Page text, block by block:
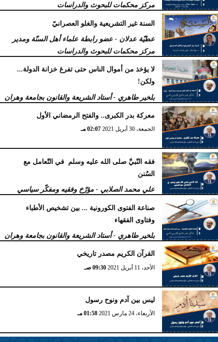
مركز محكمات للبحوث والدراسات
الجمعة، 15 أكتوبر 2021
السنة غير التشريعية والغلو العصرانيّ
عطيّة عدلان - عضو رابطة علماء أهل السنّة ومدير
مركز محكمات للبحوث والدراسات
الأربعاء، 1 سبتمبر 2021
لا يؤخذ من أموال الناس حتى تفرغ خزانة الدولة...
ولكن!
بلخير طاهري - أستاد الشريعة والقانون بجامعة وهران
بالجزائر
الثلاثاء، 3 أغسطس 2021 03:35 مـ
معركة بدر الكبرى.. والفتح الرمضاني الأول
الجمعة، 30 أبريل 2021 02:07 مـ
فقه النّبيِّ صلى الله عليه وسلم في التّعامل مع
السٌنن
علي محمد الصلابي - مؤرّخ وفقيه ومفكّر سياسي
الخميس، 29 أبريل 2021
صناعة الفتوى الكورونیة ... بین تشخیص الأطباء
وفتاوى الفقھاء
بلخير طاهري - أستاد الشريعة والقانون بجامعة وهران
بالجزائر
الإثنين، 26 أبريل 2021 11:51 صـ
القرآن الكريم مصدر تاريخي
الأحد، 11 أبريل 2021 09:30 صـ
ليس بين آدم ونوح رسول
الأربعاء، 24 مارس 2021 01:58 مـ